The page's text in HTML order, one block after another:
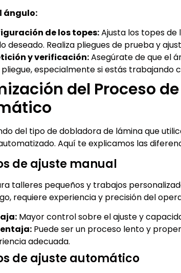
ángulo:
de los topes:Ajusta los topes de
deseado. Realiza pliegues de prueba y
y verificación:Asegúrate de que el
especialmente si estás trabajando
del Proceso
del tipo de dobladora de lámina que
Aquí te explicamos las
de ajuste manual
talleres pequeños y trabajos
requiere experiencia y precisión del
Mayor control sobre el ajuste y
Puede ser un proceso lento y
adecuada.
de ajuste automático